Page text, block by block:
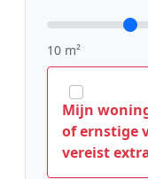
10 m²
Mijn
of ernstige
vereist